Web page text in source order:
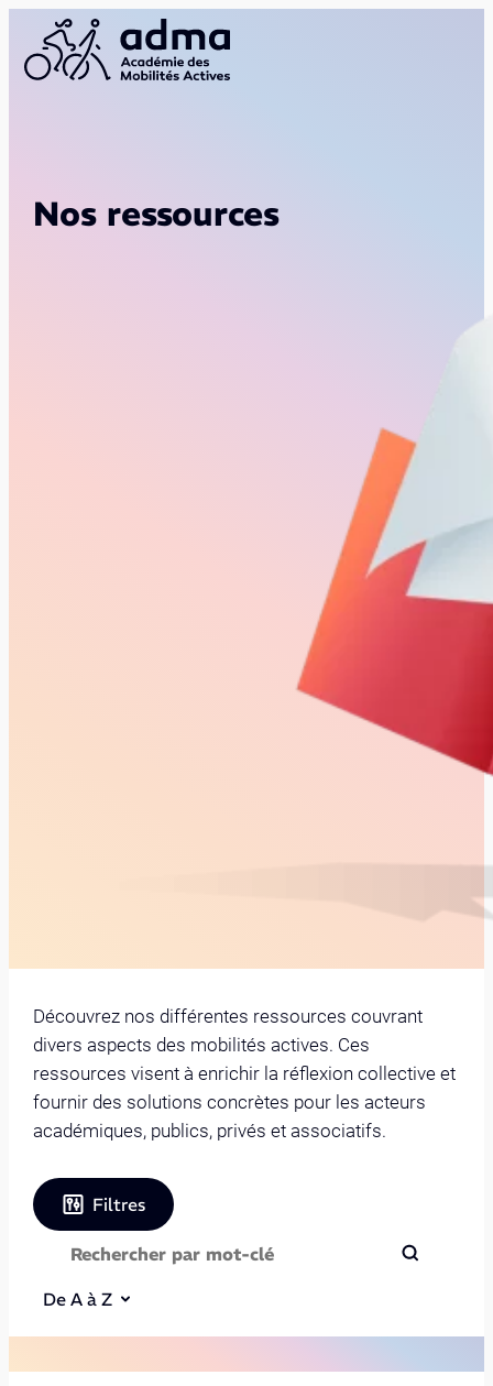
Nos ressources
Découvrez nos différentes ressources couvrant
divers aspects des mobilités actives. Ces
ressources visent à enrichir la réflexion collective et
fournir des solutions concrètes pour les acteurs
académiques, publics, privés et associatifs.
Filtres
De A à Z